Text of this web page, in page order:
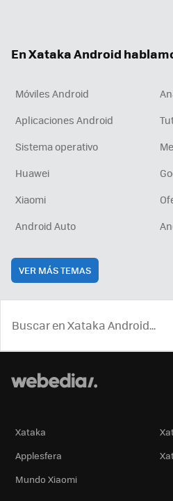
En Xataka Android
Móviles Android
Aplicaciones Android
Sistema operativo
Huawei
Xiaomi
Android Auto
VER MÁS TEMAS
Xataka
Applesfera
Mundo Xiaomi